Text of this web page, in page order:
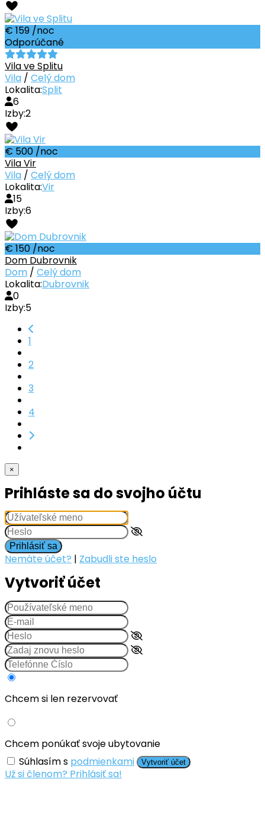
€ 159 /noc
Odporúčané
Vila ve Splitu
Vila / Celý dom
Lokalita:Split
6
Izby:2
€ 500 /noc
Vila Vir
Vila / Celý dom
Lokalita:Vir
15
Izby:6
€ 150 /noc
Dom Dubrovnik
Dom / Celý dom
Lokalita:Dubrovnik
0
Izby:5
1
2
3
4
×
Prihláste sa do svojho účtu
Prihlásiť sa
Nemáte účet? | Zabudli ste heslo
Vytvoriť účet
Chcem si len rezervovať
Chcem ponúkať svoje ubytovanie
Súhlasím s podmienkami Vytvoriť účet
Už si členom? Prihlásiť sa!